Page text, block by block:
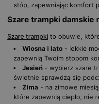
stóp, zapewniając komfort
Szare trampki damskie
Szare trampki to obuwie,
Wiosna i lato- lekkie
zapewnią Twoim stopom
Jesień- wybierz szare
świetnie sprawdzą się
Zima - na zimowe
które zapewnią ciepło, nie